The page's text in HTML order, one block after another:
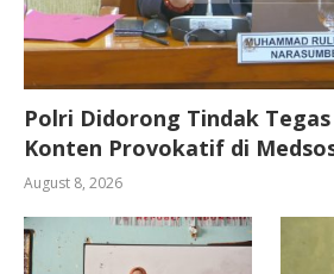
Polri Didorong Tindak
Konten Provokatif di
August 8, 2026